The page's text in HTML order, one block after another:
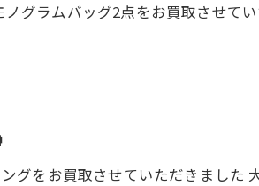
グラムバッグ2点をお買取させて
グをお買取させていただきました